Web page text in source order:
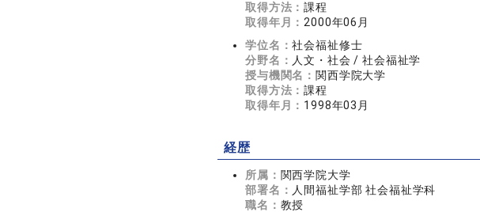
取得方法：課程
取得年月： 2000年06月
学位名：社会福祉修士
分野名： 人文・社会 / 社会福祉学
授与機関名： 関西学院大学
取得方法：課程
取得年月： 1998年03月
経歴
所属： 関西学院大学
部署名： 人間福祉学部 社会福祉学科
職名： 教授